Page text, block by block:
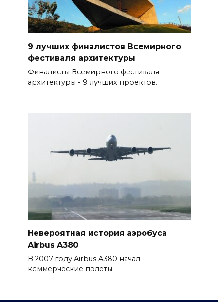
9 лучших финалистов Всемирного
фестиваля архитектуры
Финалисты Всемирного фестиваля
архитектуры - 9 лучших проектов.
Невероятная история аэробуса
Airbus A380
В 2007 году Airbus A380 начал
коммерческие полеты.